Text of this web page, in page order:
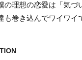
の理想の恋愛は「気づ
も巻き込んでワイワイ